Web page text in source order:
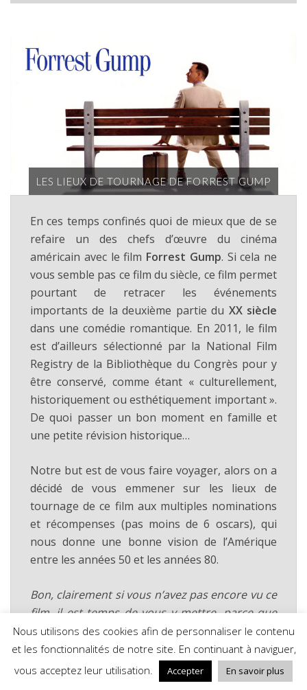
LES LIEUX DE TOURNAGE DE FORREST GUMP
En ces temps confinés quoi de mieux que de se
refaire un des chefs d’œuvre du cinéma
américain avec le film Forrest Gump. Si cela ne
vous semble pas ce film du siècle, ce film permet
pourtant de retracer les événements
importants de la deuxième partie du XX siècle
dans une comédie romantique. En 2011, le film
est d’ailleurs sélectionné par la National Film
Registry de la Bibliothèque du Congrès pour y
être conservé, comme étant « culturellement,
historiquement ou esthétiquement important ».
De quoi passer un bon moment en famille et
une petite révision historique…
Notre but est de vous faire voyager, alors on a
décidé de vous emmener sur les lieux de
tournage de ce film aux multiples nominations
et récompenses (pas moins de 6 oscars), qui
nous donne une bonne vision de l’Amérique
entre les années 50 et les années 80.
Bon, clairement si vous n’avez pas encore vu ce
film, il est temps de vous y mettre, parce que
déjà, c’est maintenant un film mythique et qu’il
est temps de combler cette lacune, mais aussi
parce que l’on risque de vous spoiler …. Pour
les autres, en route pour revivre cette folle
Nous utilisons des cookies afin de personnaliser le contenu
et les fonctionnalités de notre site. En continuant à naviguer,
vous acceptez leur utilisation.
Accepter En savoir plus